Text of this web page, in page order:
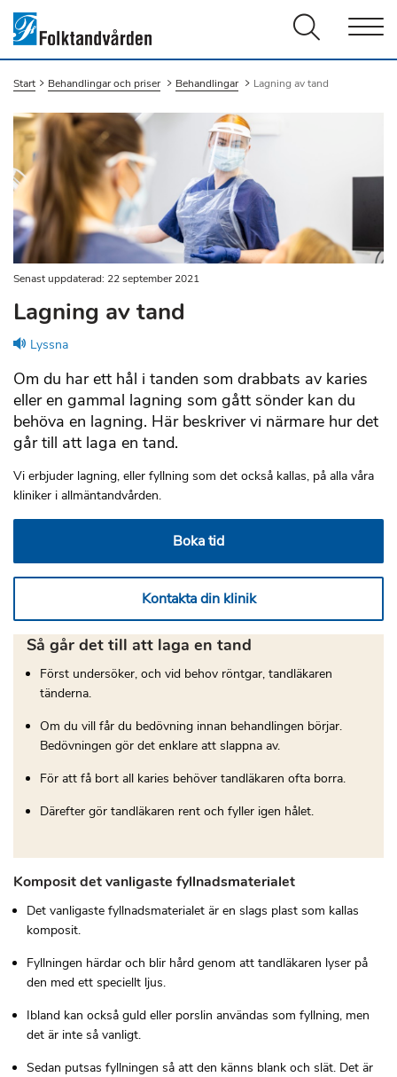
Start Behandlingar och priser Behandlingar Du är här:
Lagning av tand
Senast uppdaterad: 22 september 2021
Lagning av tand
Lyssna
Om du har ett hål i tanden som drabbats av karies
eller en gammal lagning som gått sönder kan du
behöva en lagning. Här beskriver vi närmare hur det
går till att laga en tand.
Vi erbjuder lagning, eller fyllning som det också kallas, på alla våra
kliniker i allmäntandvården.
Boka tid
Kontakta din klinik
Så går det till att laga en tand
Först undersöker, och vid behov röntgar, tandläkaren
tänderna.
Om du vill får du bedövning innan behandlingen börjar.
Bedövningen gör det enklare att slappna av.
För att få bort all karies behöver tandläkaren ofta borra.
Därefter gör tandläkaren rent och fyller igen hålet.
Komposit det vanligaste fyllnadsmaterialet
Det vanligaste fyllnadsmaterialet är en slags plast som kallas
komposit.
Fyllningen härdar och blir hård genom att tandläkaren lyser på
den med ett speciellt ljus.
Ibland kan också guld eller porslin användas som fyllning, men
det är inte så vanligt.
Sedan putsas fyllningen så att den känns blank och slät. Det är